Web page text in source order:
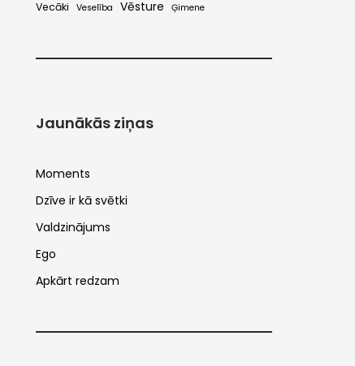
Vecāki Veselība Vēsture Ģimene
Jaunākās ziņas
Moments
Dzīve ir kā svētki
Valdzinājums
Ego
Apkārt redzam